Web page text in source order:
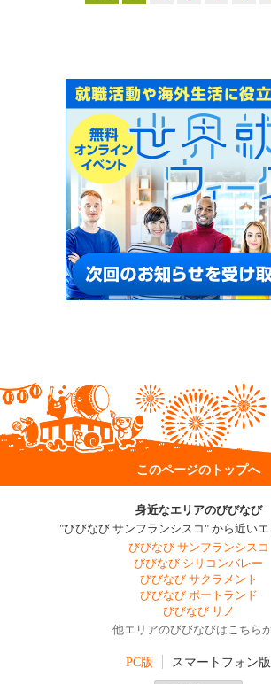
このページのトップへ
身近なエリアのびびなび
"びびなび サンフランシスコ" から近い
びびなび サンフランシスコ
びびなび シリコンバレー
びびなび サクラメント
びびなび ポートランド
びびなび リノ
他エリアのびびなびはこちら
PC版 スマートフォン版